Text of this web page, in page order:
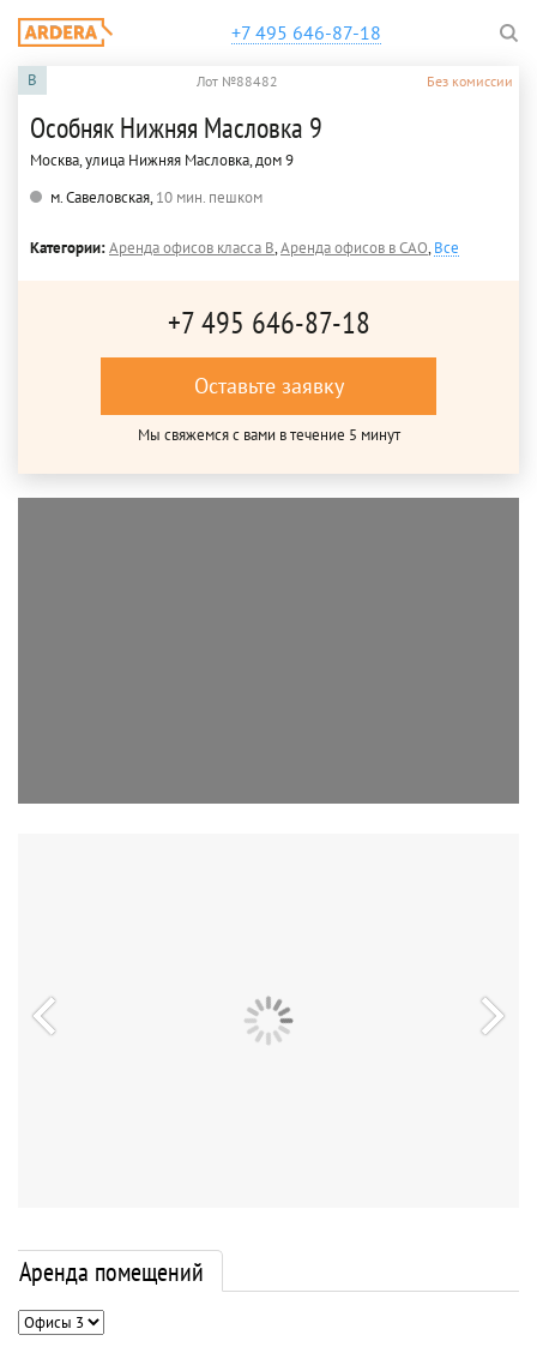
+7 495 646-87-18
B Лот №88482 Без комиссии
Особняк Нижняя Масловка 9
Москва, улица Нижняя Масловка, дом 9
м. Савеловская,10 мин. пешком
Категории:Аренда офисов класса B,Аренда офисов в САО,Все
+7 495 646-87-18
Оставьте заявку
Мы свяжемся с вами в течение 5 минут
Аренда помещений